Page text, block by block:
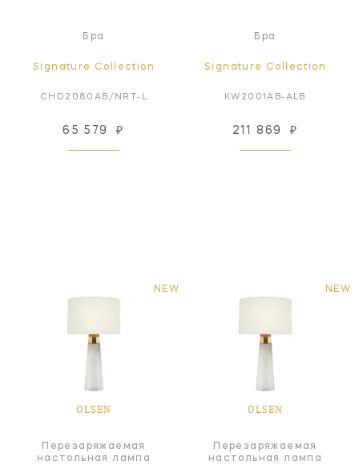
Бра
Signature Collection
CHD2080AB/NRT-L
65 579 ₽
Бра
Signature Collection
KW2001AB-ALB
211 869 ₽
NEW
OLSEN
Перезаряжаемая
настольная лампа
NEW
OLSEN
Перезаряжаемая
настольная лампа